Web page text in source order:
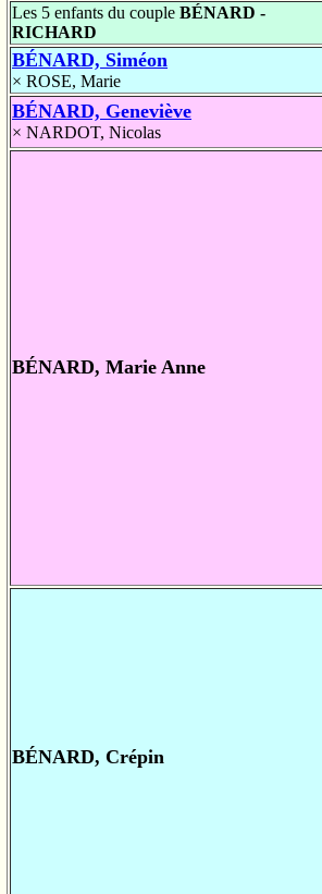
Les 5 enfants du couple BÉNARD -
RICHARD
BÉNARD, Siméon
× ROSE, Marie
BÉNARD, Geneviève
× NARDOT, Nicolas
BÉNARD, Marie Anne
BÉNARD, Crépin